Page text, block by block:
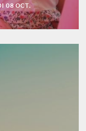
08OCT.